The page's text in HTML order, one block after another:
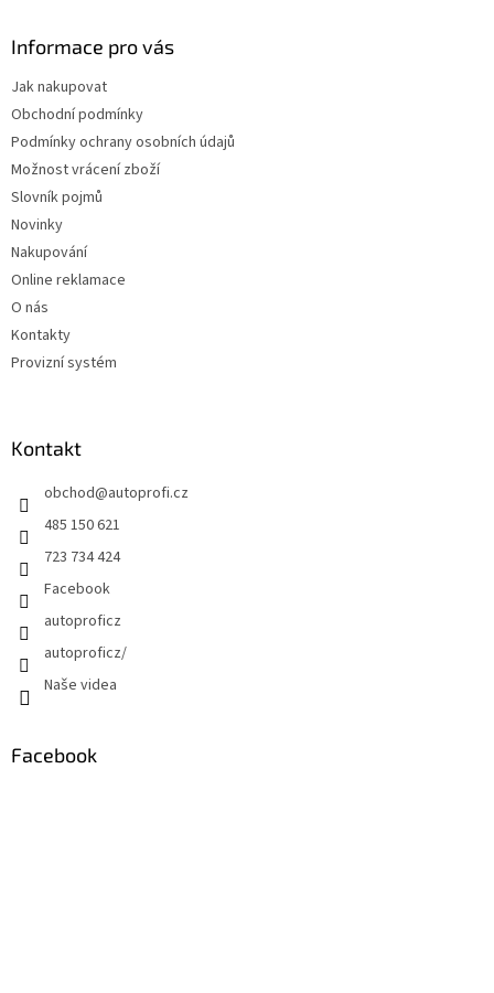
Informace pro vás
Jak nakupovat
Obchodní podmínky
Podmínky ochrany osobních údajů
Možnost vrácení zboží
Slovník pojmů
Novinky
Nakupování
Online reklamace
O nás
Kontakty
Provizní systém
Kontakt
obchod@autoprofi.cz
485 150 621
723 734 424
Facebook
autoproficz
autoproficz/
Naše videa
Facebook